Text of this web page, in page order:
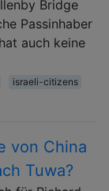
Bridge
Passinhaber
auch keine
israeli-citizens
von China
Tuwa?